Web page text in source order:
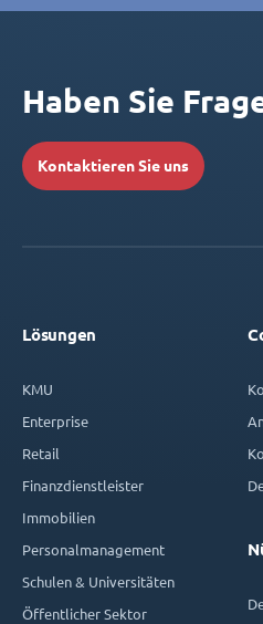
Haben Sie
Kontaktieren Sie uns
Lösungen
KMU
Enterprise
Retail
Finanzdienstleister
Immobilien
Personalmanagement
Schulen & Universitäten
Öffentlicher Sektor